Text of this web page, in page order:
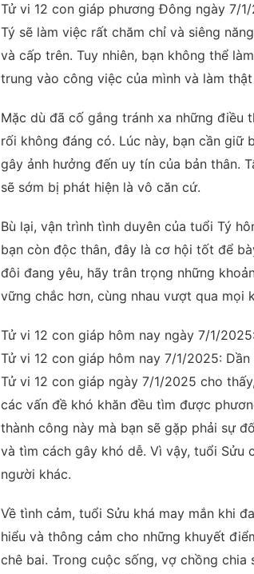
Tử vi 12 con giáp phương Đông ngày 7/
Tý sẽ làm việc rất chăm chỉ và siêng
và cấp trên. Tuy nhiên, bạn không thể
trung vào công việc của mình và làm
Mặc dù đã cố gắng tránh xa những điều
rối không đáng có. Lúc này, bạn cần
gây ảnh hưởng đến uy tín của bản thân.
sẽ sớm bị phát hiện là vô căn cứ.
Bù lại, vận trình tình duyên của tuổi Tý
bạn còn độc thân, đây là cơ hội tốt để
đôi đang yêu, hãy trân trọng những
vững chắc hơn, cùng nhau vượt qua mọi
Tử vi 12 con giáp hôm nay ngày 7/1/
Tử vi 12 con giáp hôm nay 7/1/2025: Dần
Tử vi 12 con giáp ngày 7/1/2025 cho
các vấn đề khó khăn đều tìm được
thành công này mà bạn sẽ gặp phải sự
và tìm cách gây khó dễ. Vì vậy, tuổi
người khác.
Về tình cảm, tuổi Sửu khá may mắn khi
hiểu và thông cảm cho những khuyết
chê bai. Trong cuộc sống, vợ chồng chia